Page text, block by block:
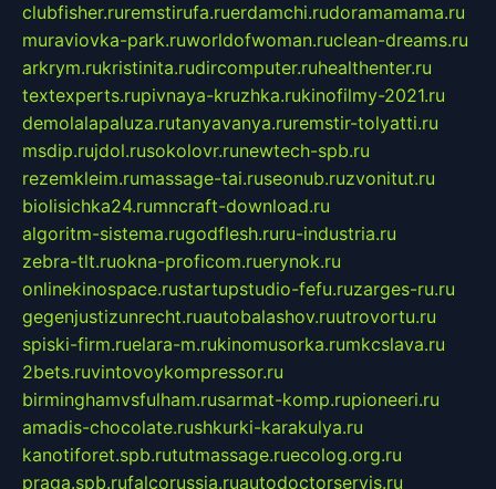
clubfisher.ruremstirufa.ruerdamchi.rudoramamama.ru
muraviovka-park.ruworldofwoman.ruclean-dreams.ru
arkrym.rukristinita.rudircomputer.ruhealthenter.ru
textexperts.rupivnaya-kruzhka.rukinofilmy-2021.ru
demolalapaluza.rutanyavanya.ruremstir-tolyatti.ru
msdip.rujdol.rusokolovr.runewtech-spb.ru
rezemkleim.rumassage-tai.ruseonub.ruzvonitut.ru
biolisichka24.rumncraft-download.ru
algoritm-sistema.rugodflesh.ruru-industria.ru
zebra-tlt.ruokna-proficom.ruerynok.ru
onlinekinospace.rustartupstudio-fefu.ruzarges-ru.ru
gegenjustizunrecht.ruautobalashov.ruutrovortu.ru
spiski-firm.ruelara-m.rukinomusorka.rumkcslava.ru
2bets.ruvintovoykompressor.ru
birminghamvsfulham.rusarmat-komp.rupioneeri.ru
amadis-chocolate.rushkurki-karakulya.ru
kanotiforet.spb.rututmassage.ruecolog.org.ru
praga.spb.rufalcorussia.ruautodoctorservis.ru